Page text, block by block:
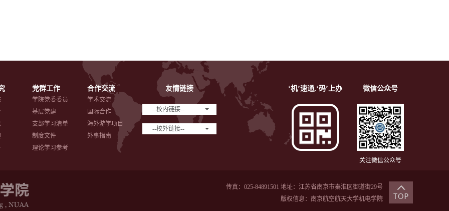
党群工作
学院党委委员
基层党建
支部学习清单
制度文件
理论学习参考
合作交流
学术交流
国际合作
海外游学项目
外事指南
友情链接
--校内链接--
--校外链接--
微信公众号
关注微信公众号
‘机’速通,‘码’上办
传真：025-84891501 地址：江苏省南京市秦淮区御道街29号
版权信息：南京航空航天大学机电学院